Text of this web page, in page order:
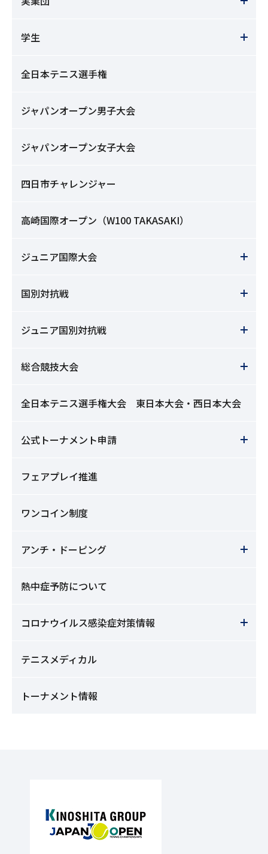
学生
全日本テニス選手権
ジャパンオープン男子大会
ジャパンオープン女子大会
四日市チャレンジャー
高崎国際オープン（W100 TAKASAKI）
ジュニア国際大会
国別対抗戦
ジュニア国別対抗戦
総合競技大会
全日本テニス選手権大会 東日本大会・西日本大会
公式トーナメント申請
フェアプレイ推進
ワンコイン制度
アンチ・ドーピング
熱中症予防について
コロナウイルス感染症対策情報
テニスメディカル
トーナメント情報